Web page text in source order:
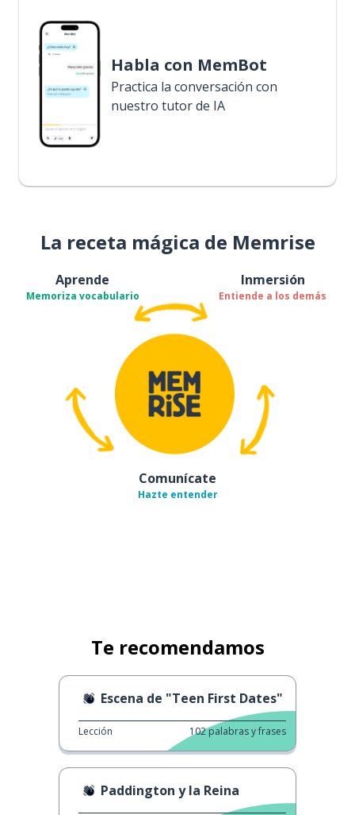
Habla con MemBot
Practica la conversación con
nuestro tutor de IA
La receta mágica de Memrise
Aprende
Memoriza vocabulario
Inmersión
Entiende a los demás
Comunícate
Hazte entender
Te recomendamos
Escena de "Teen First Dates"
Lección 102palabras y frases
Paddington y la Reina